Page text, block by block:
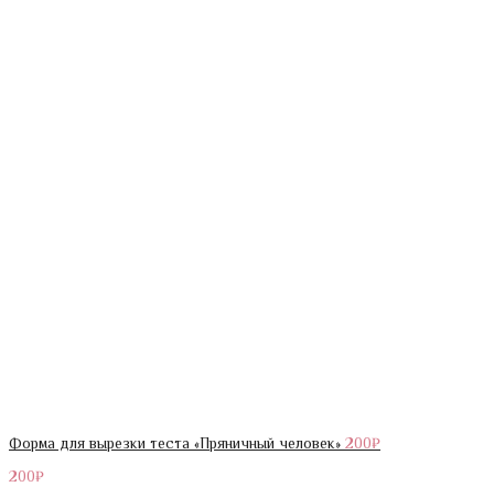
Форма для вырезки теста «Пряничный человек» 200₽
200₽